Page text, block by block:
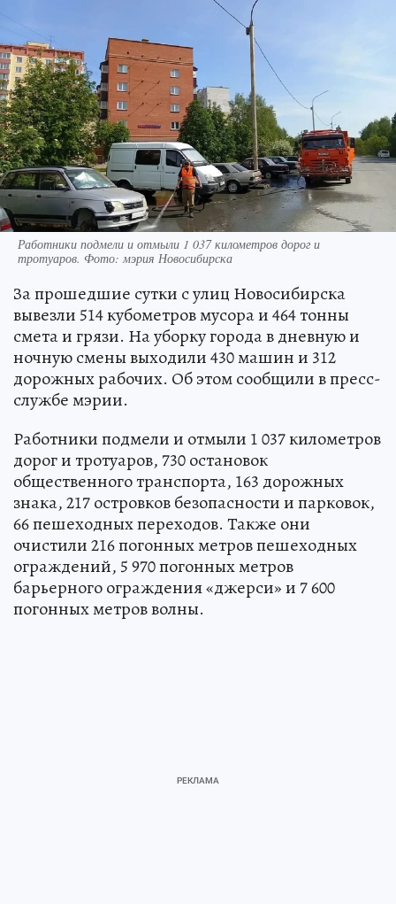
Работники подмели и отмыли 1 037 километров дорог и
тротуаров. Фото: мэрия Новосибирска
За прошедшие сутки с улиц Новосибирска
вывезли 514 кубометров мусора и 464 тонны
смета и грязи. На уборку города в дневную и
ночную смены выходили 430 машин и 312
дорожных рабочих. Об этом сообщили в пресс-
службе мэрии.
Работники подмели и отмыли 1 037 километров
дорог и тротуаров, 730 остановок
общественного транспорта, 163 дорожных
знака, 217 островков безопасности и парковок,
66 пешеходных переходов. Также они
очистили 216 погонных метров пешеходных
ограждений, 5 970 погонных метров
барьерного ограждения «джерси» и 7 600
погонных метров волны.